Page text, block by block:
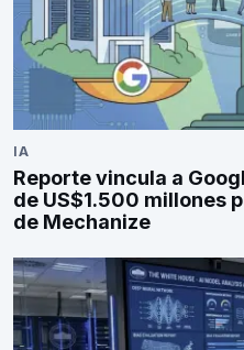
IA
Reporte vincula a
de US$1.500 millones
de Mechanize